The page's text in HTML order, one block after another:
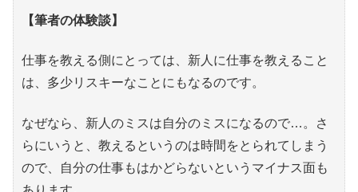
【筆者の体験談】
仕事を教える側にとっては、新人に仕事を教えること
は、多少リスキーなことにもなるのです。
なぜなら、新人のミスは自分のミスになるので…。さ
らにいうと、教えるというのは時間をとられてしまう
ので、自分の仕事もはかどらないというマイナス面も